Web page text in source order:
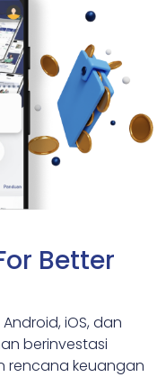
Better
iOS, dan
berinvestasi
rencana keuangan